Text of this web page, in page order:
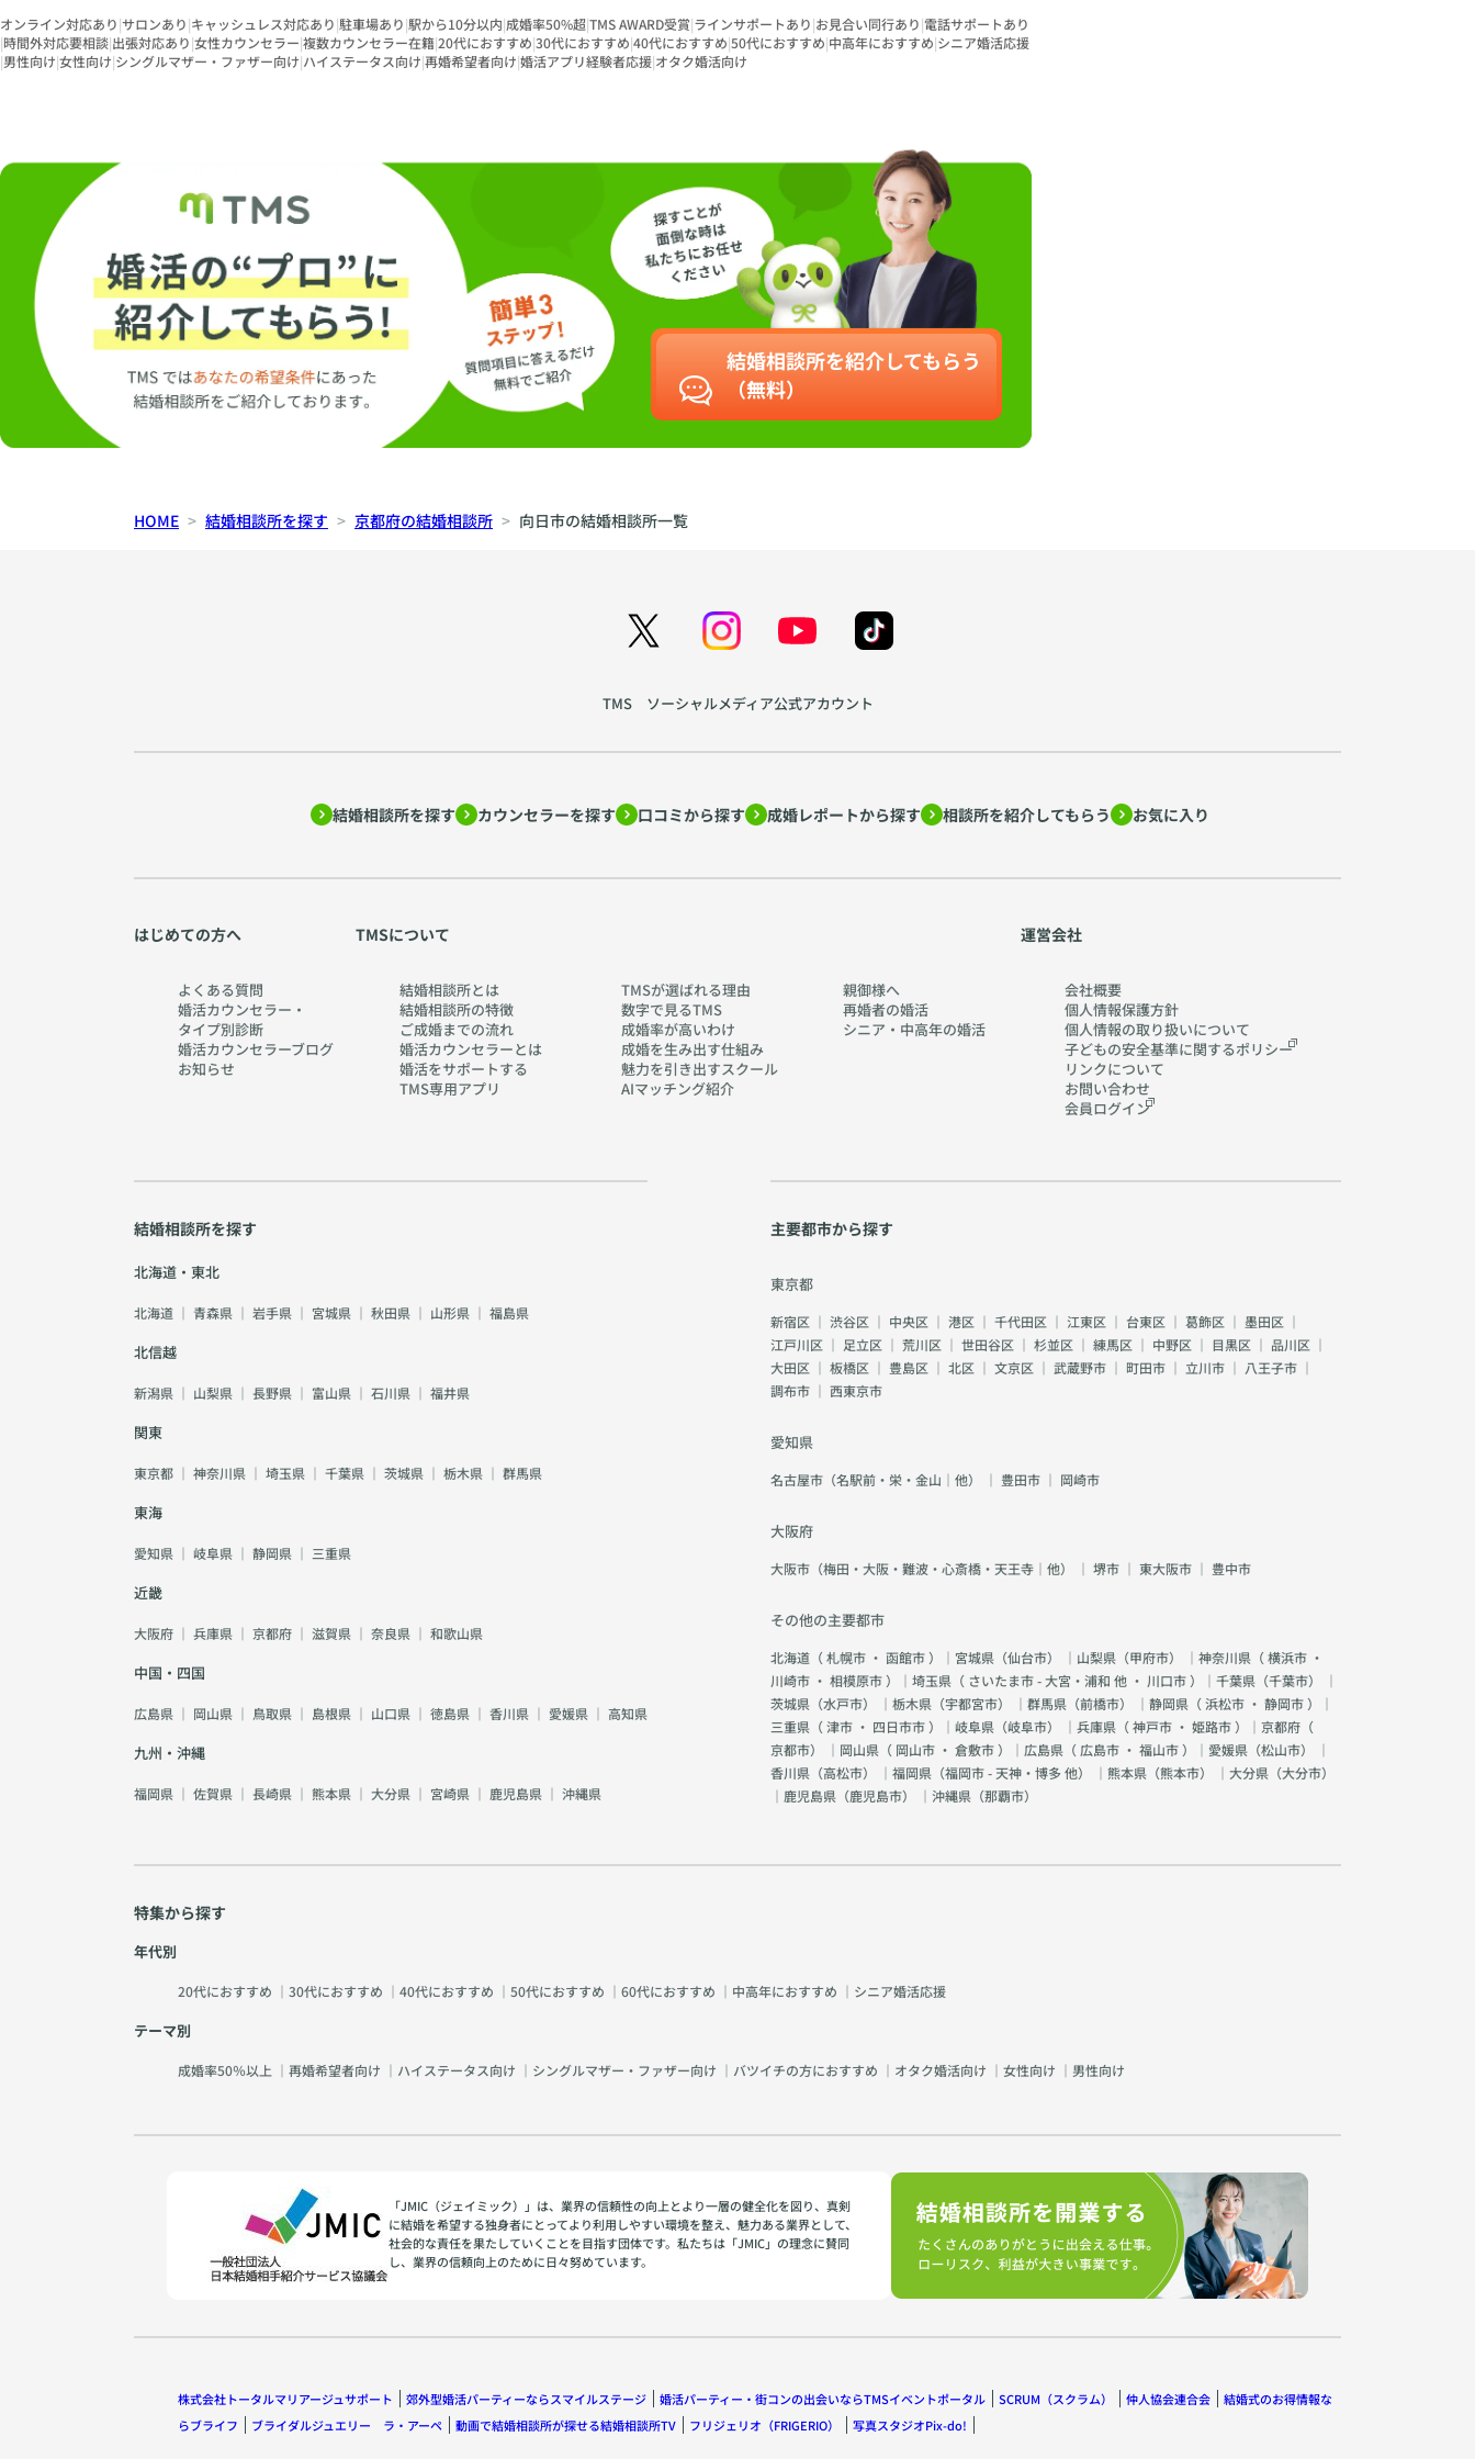
オンライン対応あり|サロンあり|キャッシュレス対応あり|駐車場あり|駅から10分以内|成婚率50%超|TMS AWARD受賞|ラインサポートあり|お見合い同行あり|電話サポートあり
|時間外対応要相談|出張対応あり|女性カウンセラー|複数カウンセラー在籍|20代におすすめ|30代におすすめ|40代におすすめ|50代におすすめ|中高年におすすめ|シニア婚活応援
|男性向け|女性向け|シングルマザー・ファザー向け|ハイステータス向け|再婚希望者向け|婚活アプリ経験者応援|オタク婚活向け
結婚相談所を紹介してもらう
（無料）
HOME 結婚相談所を探す 京都府の結婚相談所 向日市の結婚相談所一覧
TMS ソーシャルメディア公式アカウント
結婚相談所を探す カウンセラーを探す 口コミから探す 成婚レポートから探す 相談所を紹介してもらう お気に入り
はじめての方へ
よくある質問
婚活カウンセラー・
タイプ別診断
婚活カウンセラーブログ
お知らせ
TMSについて
結婚相談所とは
結婚相談所の特徴
ご成婚までの流れ
婚活カウンセラーとは
婚活をサポートする
TMS専用アプリ
TMSが選ばれる理由
数字で見るTMS
成婚率が高いわけ
成婚を生み出す仕組み
魅力を引き出すスクール
AIマッチング紹介
親御様へ
再婚者の婚活
シニア・中高年の婚活
運営会社
会社概要
個人情報保護方針
個人情報の取り扱いについて
子どもの安全基準に関するポリシー
リンクについて
お問い合わせ
会員ログイン
結婚相談所を探す
北海道・東北
北海道 ｜ 青森県 ｜ 岩手県 ｜ 宮城県 ｜ 秋田県 ｜ 山形県 ｜ 福島県
北信越
新潟県 ｜ 山梨県 ｜ 長野県 ｜ 富山県 ｜ 石川県 ｜ 福井県
関東
東京都 ｜ 神奈川県 ｜ 埼玉県 ｜ 千葉県 ｜ 茨城県 ｜ 栃木県 ｜ 群馬県
東海
愛知県 ｜ 岐阜県 ｜ 静岡県 ｜ 三重県
近畿
大阪府 ｜ 兵庫県 ｜ 京都府 ｜ 滋賀県 ｜ 奈良県 ｜ 和歌山県
中国・四国
広島県 ｜ 岡山県 ｜ 鳥取県 ｜ 島根県 ｜ 山口県 ｜ 徳島県 ｜ 香川県 ｜ 愛媛県 ｜ 高知県
九州・沖縄
福岡県 ｜ 佐賀県 ｜ 長崎県 ｜ 熊本県 ｜ 大分県 ｜ 宮崎県 ｜ 鹿児島県 ｜ 沖縄県
主要都市から探す
東京都
新宿区 ｜ 渋谷区 ｜ 中央区 ｜ 港区 ｜ 千代田区 ｜ 江東区 ｜ 台東区 ｜ 葛飾区 ｜ 墨田区 ｜
江戸川区 ｜ 足立区 ｜ 荒川区 ｜ 世田谷区 ｜ 杉並区 ｜ 練馬区 ｜ 中野区 ｜ 目黒区 ｜ 品川区 ｜
大田区 ｜ 板橋区 ｜ 豊島区 ｜ 北区 ｜ 文京区 ｜ 武蔵野市 ｜ 町田市 ｜ 立川市 ｜ 八王子市 ｜
調布市 ｜ 西東京市
愛知県
名古屋市（名駅前・栄・金山｜他） ｜ 豊田市 ｜ 岡崎市
大阪府
大阪市（梅田・大阪・難波・心斎橋・天王寺｜他） ｜ 堺市 ｜ 東大阪市 ｜ 豊中市
その他の主要都市
北海道（札幌市 ・ 函館市）｜宮城県（仙台市） ｜山梨県（甲府市） ｜神奈川県（横浜市 ・
川崎市 ・ 相模原市）｜埼玉県（ さいたま市 - 大宮・浦和 他 ・ 川口市）｜千葉県（千葉市） ｜
茨城県（水戸市） ｜栃木県（宇都宮市） ｜群馬県（前橋市） ｜静岡県（浜松市 ・ 静岡市）｜
三重県（津市 ・ 四日市市）｜岐阜県（岐阜市） ｜兵庫県（神戸市 ・ 姫路市）｜京都府（
京都市） ｜岡山県（ 岡山市 ・ 倉敷市）｜広島県（ 広島市 ・ 福山市）｜愛媛県（松山市） ｜
香川県（高松市） ｜福岡県（福岡市 - 天神・博多 他） ｜熊本県（熊本市） ｜大分県（大分市）
｜鹿児島県（鹿児島市） ｜沖縄県（那覇市）
特集から探す
年代別
20代におすすめ ｜ 30代におすすめ ｜ 40代におすすめ ｜ 50代におすすめ ｜ 60代におすすめ ｜ 中高年におすすめ ｜ シニア婚活応援
テーマ別
成婚率50％以上 ｜ 再婚希望者向け ｜ ハイステータス向け ｜ シングルマザー・ファザー向け ｜ バツイチの方におすすめ ｜ オタク婚活向け ｜ 女性向け ｜ 男性向け
「JMIC（ジェイミック）」は、業界の信頼性の向上とより一層の健全化を図り、真剣
に結婚を希望する独身者にとってより利用しやすい環境を整え、魅力ある業界として、
社会的な責任を果たしていくことを目指す団体です。私たちは「JMIC」の理念に賛同
し、業界の信頼向上のために日々努めています。
株式会社トータルマリアージュサポート 郊外型婚活パーティーならスマイルステージ 婚活パーティー・街コンの出会いならTMSイベントポータル SCRUM（スクラム） 仲人協会連合会
結婚式のお得情報な
らブライフ
ブライダルジュエリー ラ・アーペ 動画で結婚相談所が探せる結婚相談所TV フリジェリオ（FRIGERIO） 写真スタジオPix-do!